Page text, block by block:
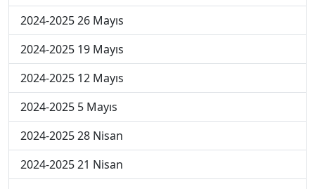
2024-2025 26 Mayıs
2024-2025 19 Mayıs
2024-2025 12 Mayıs
2024-2025 5 Mayıs
2024-2025 28 Nisan
2024-2025 21 Nisan